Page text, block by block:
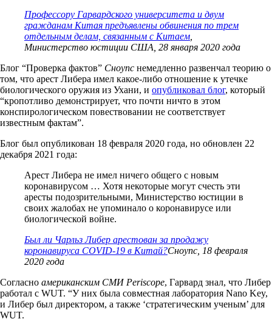
Профессору Гарвардского университета и двум
гражданам Китая предъявлены обвинения по трем
отдельным делам, связанным с Китаем
Министерство юстиции США, 28 января 2020 года
Блог “Проверка фактов” Сноупс немедленно развенчал теорию о
том, что арест Либера имел какое-либо отношение к утечке
биологического оружия из Ухани, и опубликовал блог, который
“кропотливо демонстрирует, что почти ничто в этом
конспирологическом повествовании не соответствует
известным фактам”.
Блог был опубликован 18 февраля 2020 года, но обновлен 22
декабря 2021 года:
Арест Либера не имел ничего общего с новым
коронавирусом … Хотя некоторые могут счесть эти
аресты подозрительными, Министерство юстиции в
своих жалобах не упоминало о коронавирусе или
биологической войне.
Был ли Чарльз Либер арестован за продажу
коронавируса COVID-19 в Китай?Сноупс, 18 февраля
2020 года
Согласно американским СМИ Periscope, Гарвард знал, что Либер
работал с WUT. “У них была совместная лаборатория Nano Key,
и Либер был директором, а также ‘стратегическим ученым’ для
WUT.